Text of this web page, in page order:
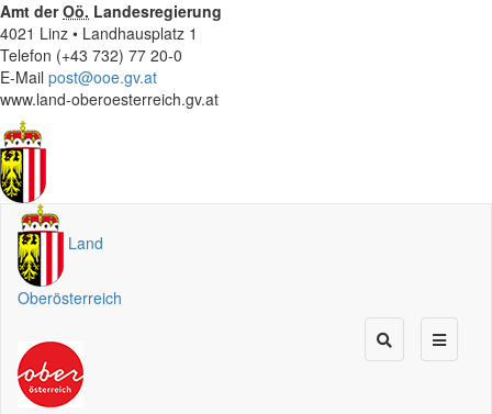
Amt derOö. Landesregierung
4021 Linz • Landhausplatz 1
Telefon (+43 732) 77 20-0
E-Mail post@ooe.gv.at
www.land-oberoesterreich.gv.at
Land
Oberösterreich